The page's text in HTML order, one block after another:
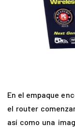
En el empaque
el router
así como una